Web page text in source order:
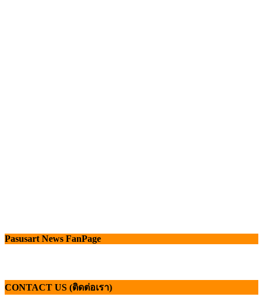
Pasusart News FanPage
CONTACT US (ติดต่อเรา)